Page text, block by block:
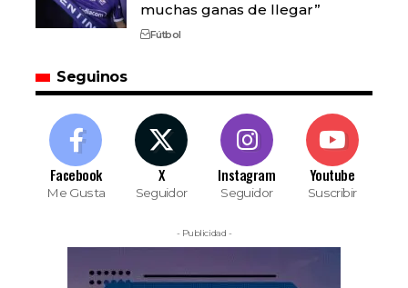
muchas ganas de llegar”
Fútbol
Seguinos
Facebook
Me Gusta
X
Seguidor
Instagram
Seguidor
Youtube
Suscribir
- Publicidad -